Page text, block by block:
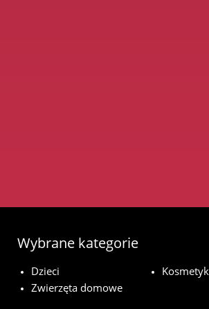
Wybrane kategorie
Dzieci
Zwierzęta domowe